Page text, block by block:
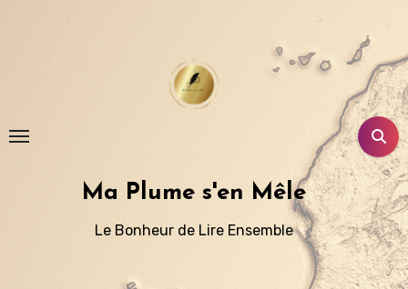
Ma Plume s'en Mêle
Le Bonheur de Lire Ensemble